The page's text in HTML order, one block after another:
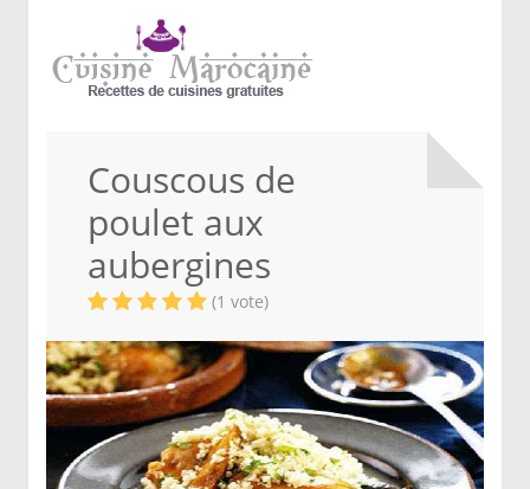
Couscous de
poulet aux
aubergines
(1 vote)